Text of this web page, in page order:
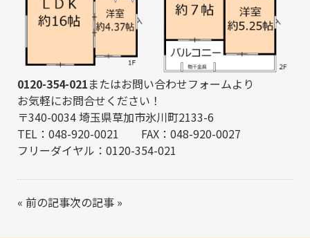
0120-354-021またはお問い合わせフォームより
お気軽にお問合せください！
〒340-0034 埼玉県草加市氷川町2133-6
TEL：048-920-0021 FAX：048-920-0027
フリーダイヤル：0120-354-021
« 前の記事次の記事 »